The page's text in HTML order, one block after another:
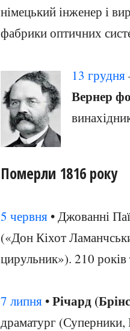
німецький інженер і
фабрики оптичних
13 грудня
Вернер
Померли 1816 року
5 червня • Джованні
(«Дон Кіхот
цирульник»). 210
7 липня •Річард
драматург